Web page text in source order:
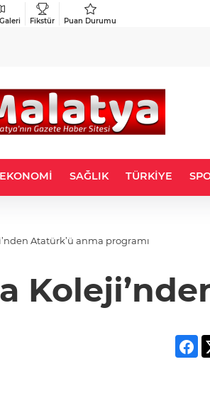
Fikstür Puan Durumu
EKONOMİ SAĞLIK TÜRKİYE
Atatürk’ü anma programı